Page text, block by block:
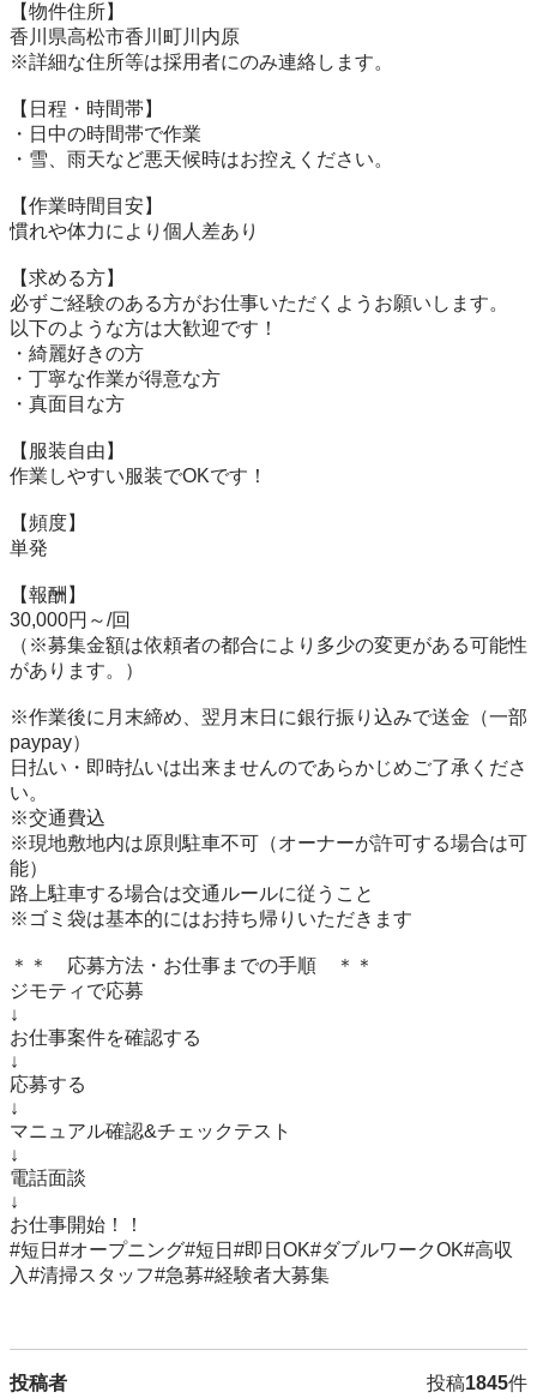
【物件住所】
香川県高松市香川町川内原
※詳細な住所等は採用者にのみ連絡します。
【日程・時間帯】
・日中の時間帯で作業
・雪、雨天など悪天候時はお控えください。
【作業時間目安】
慣れや体力により個人差あり
【求める方】
必ずご経験のある方がお仕事いただくようお願いします。
以下のような方は大歓迎です！
・綺麗好きの方
・丁寧な作業が得意な方
・真面目な方
【服装自由】
作業しやすい服装でOKです！
【頻度】
単発
【報酬】
30,000円～/回
（※募集金額は依頼者の都合により多少の変更がある可能性
があります。）
※作業後に月末締め、翌月末日に銀行振り込みで送金（一部
paypay）
日払い・即時払いは出来ませんのであらかじめご了承くださ
い。
※交通費込
※現地敷地内は原則駐車不可（オーナーが許可する場合は可
能）
路上駐車する場合は交通ルールに従うこと
※ゴミ袋は基本的にはお持ち帰りいただきます
＊＊　応募方法・お仕事までの手順　＊＊
ジモティで応募
↓
お仕事案件を確認する
↓
応募する
↓
マニュアル確認&チェックテスト
↓
電話面談
↓
お仕事開始！！
#短日#オープニング#短日#即日OK#ダブルワークOK#高収
入#清掃スタッフ#急募#経験者大募集
投稿者 投稿1845件